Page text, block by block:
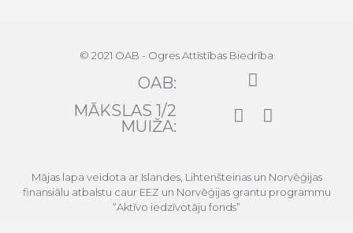
© 2021 OAB - Ogres Attīstības Biedrība
OAB:
MĀKSLAS 1/2
MUIŽA:
Mājas lapa veidota ar Islandes, Lihtenšteinas un Norvēģijas
finansiālu atbalstu caur EEZ un Norvēģijas grantu programmu
“Aktīvo iedzīvotāju fonds”